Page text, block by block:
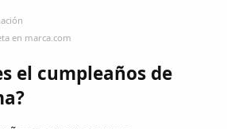
en marca.com
el cumpleaños de